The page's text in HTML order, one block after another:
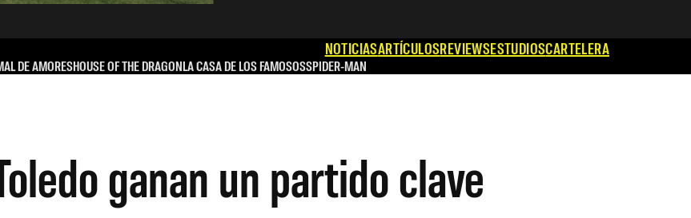
NOTICIASARTÍCULOSREVIEWSESTUDIOSCARTELERA
DE AMORESHOUSE OF THE DRAGONLA CASA DE LOS FAMOSOSSPIDER-MAN
ganan un partido clave